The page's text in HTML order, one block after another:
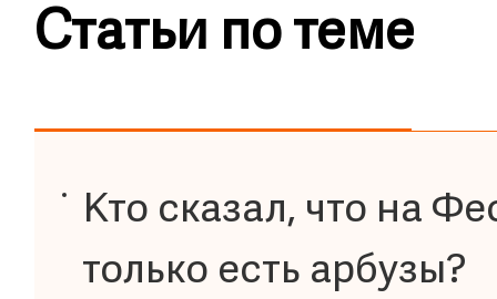
Статьи по теме
Кто сказал, что на
только есть арбузы?